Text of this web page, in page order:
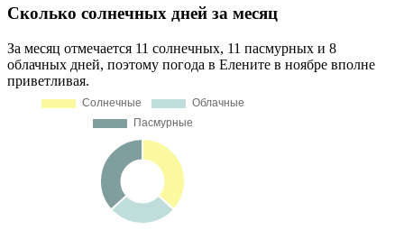
Сколько солнечных дней за месяц
За месяц отмечается 11 солнечных, 11 пасмурных и 8
облачных дней, поэтому погода в Елените в ноябре вполне
приветливая.